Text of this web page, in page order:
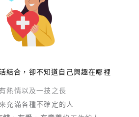
結合，卻不知道自己興趣在哪裡
熱情以及一技之長
充滿各種不確定的人